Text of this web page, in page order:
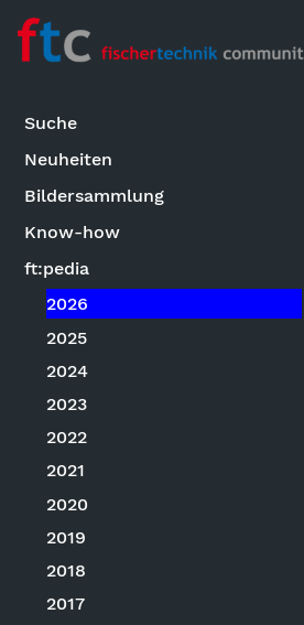
Suche
Neuheiten
Bildersammlung
Know-how
ft:pedia
2026
2025
2024
2023
2022
2021
2020
2019
2018
2017